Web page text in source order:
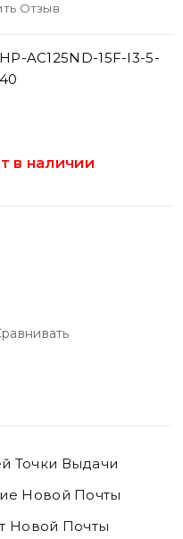
Отзыв
AC125ND-15F-I3-5-
в наличии
Точки Выдачи
Новой Почты
Новой Почты